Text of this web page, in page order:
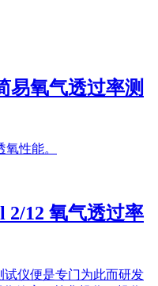
易氧气透过率测
性能。
12 氧气透过率
试仪便是专门为此而研发